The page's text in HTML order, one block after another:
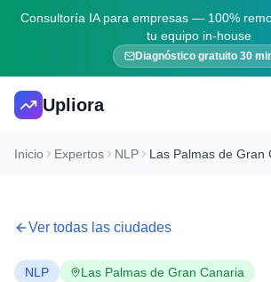
Consultoría IA para empresas — 100%
tu equipo in-house
Diagnóstico gratuito 30
Upliora
Inicio Expertos NLP Las Palmas de Gran
Ver todas las ciudades
NLP
Las Palmas de Gran Canaria